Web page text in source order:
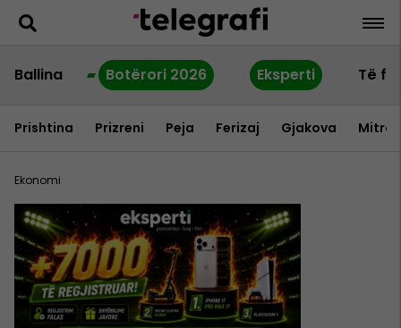
Ballina Botërori 2026 Eksperti Të
Prishtina Prizreni Peja Ferizaj Gjakova
Ekonomi